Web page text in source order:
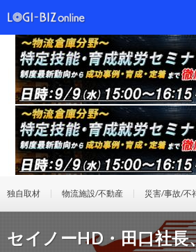
独自取材 物流施設/不動産 災害/事故/不
セイノーHD・田口社長